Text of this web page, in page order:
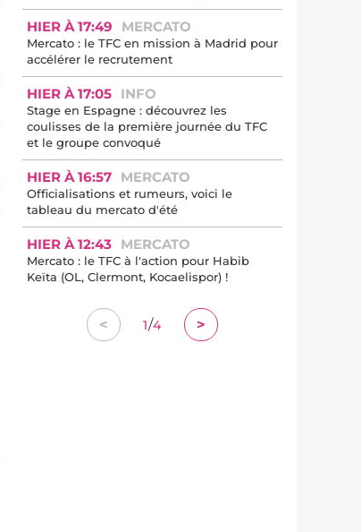
HIER À 17:49 MERCATO
Mercato : le TFC en mission à Madrid pour
accélérer le recrutement
HIER À 17:05 INFO
Stage en Espagne : découvrez les
coulisses de la première journée du TFC
et le groupe convoqué
HIER À 16:57 MERCATO
Officialisations et rumeurs, voici le
tableau du mercato d'été
HIER À 12:43 MERCATO
Mercato : le TFC à l'action pour Habib
Keïta (OL, Clermont, Kocaelispor) !
< 1/4 >